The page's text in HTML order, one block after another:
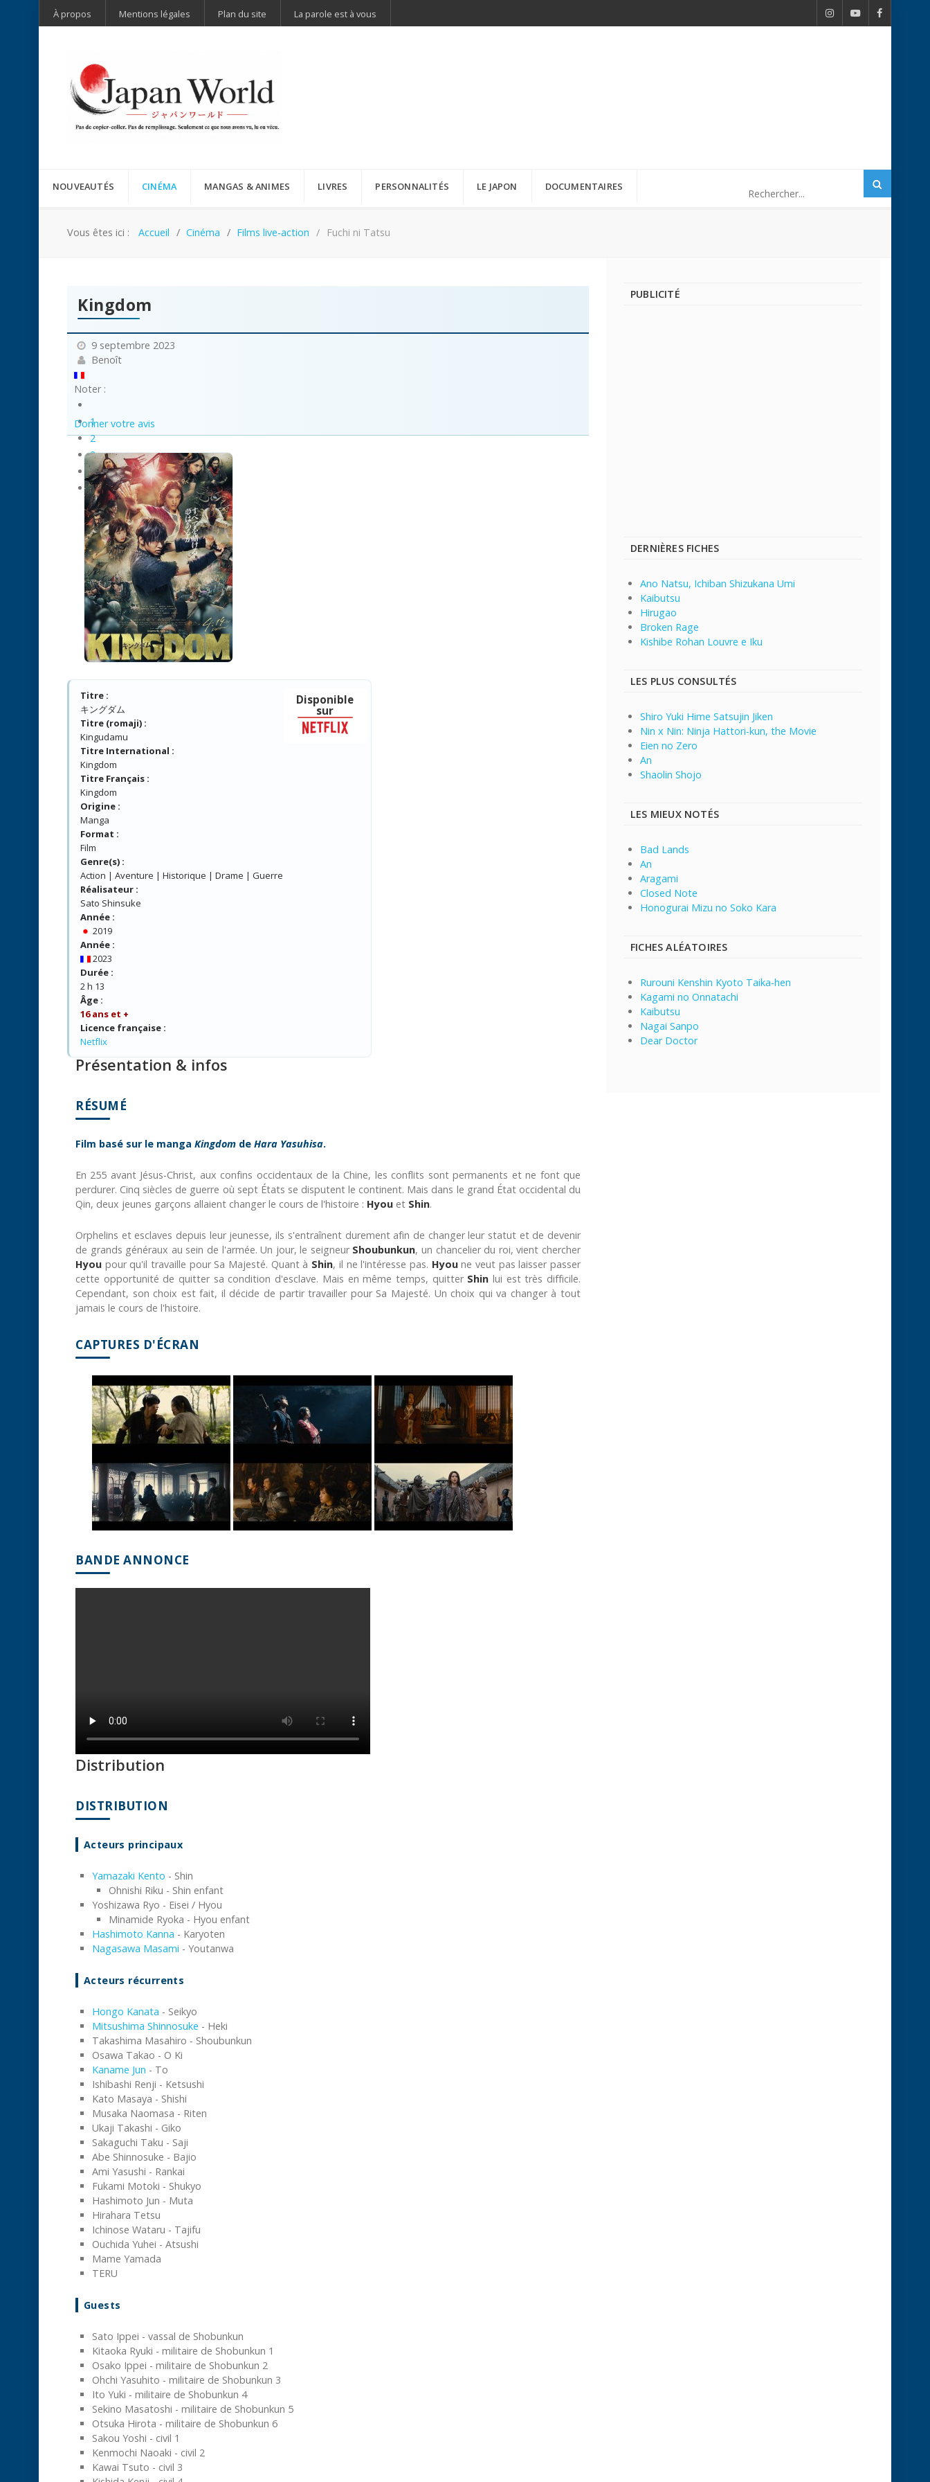
À propos Mentions légales Plan du site La parole est à vous
NOUVEAUTÉS CINÉMA MANGAS & ANIMES LIVRES PERSONNALITÉS LE JAPON DOCUMENTAIRES
Vous êtes ici : Accueil Cinéma Films live-action Fuchi ni Tatsu
Kingdom
9 septembre 2023
Benoît
Noter :
1
2
3
4
5
Donner votre avis
Disponible
sur
Titre :
キングダム
Titre (romaji) :
Kingudamu
Titre International :
Kingdom
Titre Français :
Kingdom
Origine :
Manga
Format :
Film
Genre(s) :
Action | Aventure | Historique | Drame | Guerre
Réalisateur :
Sato Shinsuke
Année :
2019
Année :
2023
Durée :
2 h 13
Âge :
16 ans et +
Licence française :
Netflix
Présentation & infos
RÉSUMÉ
Film basé sur le manga Kingdom de Hara Yasuhisa.
En 255 avant Jésus-Christ, aux confins occidentaux de la Chine, les conflits sont permanents et ne font que
perdurer. Cinq siècles de guerre où sept États se disputent le continent. Mais dans le grand État occidental du
Qin, deux jeunes garçons allaient changer le cours de l'histoire : Hyou et Shin.
Orphelins et esclaves depuis leur jeunesse, ils s'entraînent durement afin de changer leur statut et de devenir
de grands généraux au sein de l'armée. Un jour, le seigneur Shoubunkun, un chancelier du roi, vient chercher
Hyou pour qu'il travaille pour Sa Majesté. Quant à Shin, il ne l'intéresse pas. Hyoune veut pas laisser passer
cette opportunité de quitter sa condition d'esclave. Mais en même temps, quitter Shin lui est très difficile.
Cependant, son choix est fait, il décide de partir travailler pour Sa Majesté. Un choix qui va changer à tout
jamais le cours de l'histoire.
CAPTURES D'ÉCRAN
BANDE ANNONCE
Distribution
DISTRIBUTION
Acteurs principaux
Yamazaki Kento - Shin
Ohnishi Riku - Shin enfant
Yoshizawa Ryo - Eisei / Hyou
Minamide Ryoka - Hyou enfant
Hashimoto Kanna - Karyoten
Nagasawa Masami - Youtanwa
Acteurs récurrents
Hongo Kanata - Seikyo
Mitsushima Shinnosuke - Heki
Takashima Masahiro - Shoubunkun
Osawa Takao - O Ki
Kaname Jun - To
Ishibashi Renji - Ketsushi
Kato Masaya - Shishi
Musaka Naomasa - Riten
Ukaji Takashi - Giko
Sakaguchi Taku - Saji
Abe Shinnosuke - Bajio
Ami Yasushi - Rankai
Fukami Motoki - Shukyo
Hashimoto Jun - Muta
Hirahara Tetsu
Ichinose Wataru - Tajifu
Ouchida Yuhei - Atsushi
Mame Yamada
TERU
Guests
Sato Ippei - vassal de Shobunkun
Kitaoka Ryuki - militaire de Shobunkun 1
Osako Ippei - militaire de Shobunkun 2
Ohchi Yasuhito - militaire de Shobunkun 3
Ito Yuki - militaire de Shobunkun 4
Sekino Masatoshi - militaire de Shobunkun 5
Otsuka Hirota - militaire de Shobunkun 6
Sakou Yoshi - civil 1
Kenmochi Naoaki - civil 2
Kawai Tsuto - civil 3
PUBLICITÉ
DERNIÈRES FICHES
Ano Natsu, Ichiban Shizukana Umi
Kaibutsu
Hirugao
Broken Rage
Kishibe Rohan Louvre e Iku
LES PLUS CONSULTÉS
Shiro Yuki Hime Satsujin Jiken
Nin x Nin: Ninja Hattori-kun, the Movie
Eien no Zero
An
Shaolin Shojo
LES MIEUX NOTÉS
Bad Lands
An
Aragami
Closed Note
Honogurai Mizu no Soko Kara
FICHES ALÉATOIRES
Rurouni Kenshin Kyoto Taika-hen
Kagami no Onnatachi
Kaibutsu
Nagai Sanpo
Dear Doctor